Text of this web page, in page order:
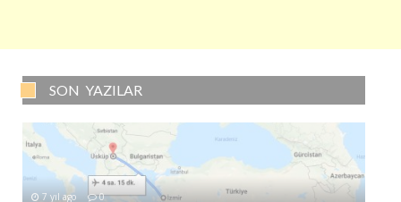
SON YAZILAR
7 yıl ago 0